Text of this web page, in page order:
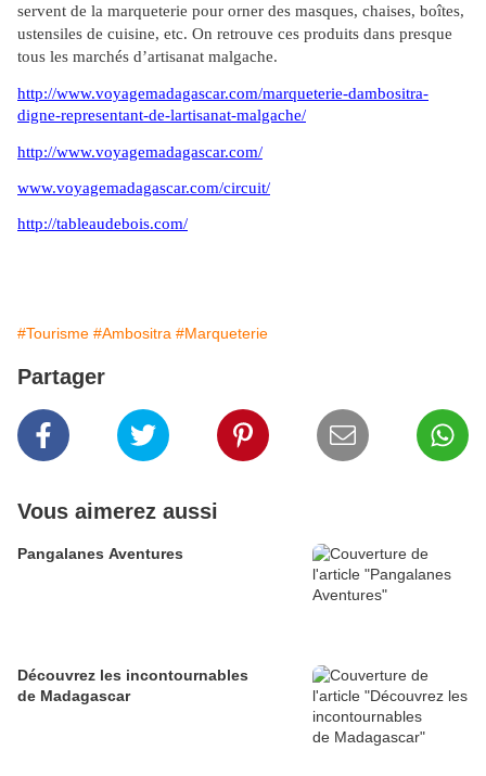
servent de la marqueterie pour orner des masques, chaises, boîtes,
ustensiles de cuisine, etc. On retrouve ces produits dans presque
tous les marchés d’artisanat malgache.
http://www.voyagemadagascar.com/marqueterie-dambositra-
digne-representant-de-lartisanat-malgache/
http://www.voyagemadagascar.com/
www.voyagemadagascar.com/circuit/
http://tableaudebois.com/
#Tourisme #Ambositra #Marqueterie
Partager
Vous aimerez aussi
Pangalanes Aventures
Découvrez les incontournables
de Madagascar